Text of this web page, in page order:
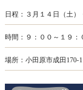
日程：３月１４日（土
時間：９：００～１９
場所：小田原市成田170-1